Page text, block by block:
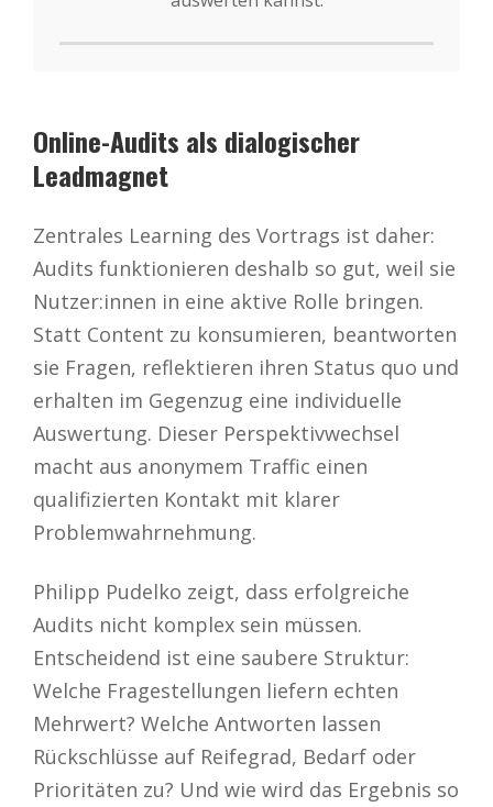
Online-Audits als dialogischer
Leadmagnet
Zentrales Learning des Vortrags ist daher:
Audits funktionieren deshalb so gut, weil sie
Nutzer:innen in eine aktive Rolle bringen.
Statt Content zu konsumieren, beantworten
sie Fragen, reflektieren ihren Status quo und
erhalten im Gegenzug eine individuelle
Auswertung. Dieser Perspektivwechsel
macht aus anonymem Traffic einen
qualifizierten Kontakt mit klarer
Problemwahrnehmung.
Philipp Pudelko zeigt, dass erfolgreiche
Audits nicht komplex sein müssen.
Entscheidend ist eine saubere Struktur:
Welche Fragestellungen liefern echten
Mehrwert? Welche Antworten lassen
Rückschlüsse auf Reifegrad, Bedarf oder
Prioritäten zu? Und wie wird das Ergebnis so